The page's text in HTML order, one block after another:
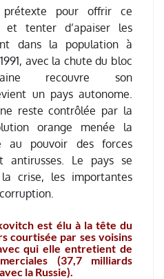
pour offrir ce
et tenter d’apaiser les
dans la population à
avec la chute du bloc
recouvre son
un pays autonome.
reste contrôlée par la
orange menée la
au pouvoir des forces
antirusses. Le pays se
crise, les importantes
est élu à la tête du
courtisée par ses voisins
qui elle entretient de
(37,7 milliards
la Russie).